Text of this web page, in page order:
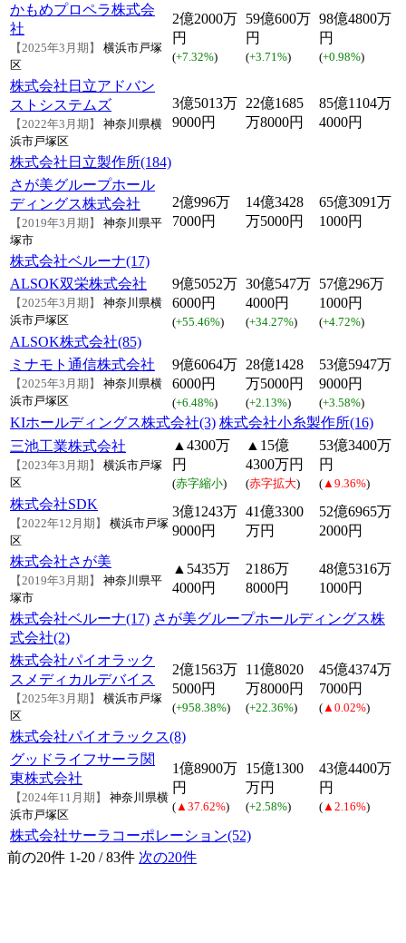
かもめプロペラ株式会
社
【2025年3月期】
横浜市戸塚
区
2億2000万
円
(+7.32%)
59億600万
円
(+3.71%)
98億4800万
円
(+0.98%)
株式会社日立アドバン
ストシステムズ
【2022年3月期】
神奈川県横
浜市戸塚区
3億5013万
9000円
22億1685
万8000円
85億1104万
4000円
株式会社日立製作所(184)
さが美グループホール
ディングス株式会社
【2019年3月期】
神奈川県平
塚市
2億996万
7000円
14億3428
万5000円
65億3091万
1000円
株式会社ベルーナ(17)
ALSOK双栄株式会社
【2025年3月期】
神奈川県横
浜市戸塚区
9億5052万
6000円
(+55.46%)
30億547万
4000円
(+34.27%)
57億296万
1000円
(+4.72%)
ALSOK株式会社(85)
ミナモト通信株式会社
【2025年3月期】
神奈川県横
浜市戸塚区
9億6064万
6000円
(+6.48%)
28億1428
万5000円
(+2.13%)
53億5947万
9000円
(+3.58%)
KIホールディングス株式会社(3) 株式会社小糸製作所(16)
三池工業株式会社
【2023年3月期】
横浜市戸塚
区
▲4300万
円
(赤字縮小)
▲15億
4300万円
(赤字拡大)
53億3400万
円
( ▲9.36%)
株式会社SDK
【2022年12月期】
横浜市戸塚
区
3億1243万
9000円
41億3300
万円
52億6965万
2000円
株式会社さが美
【2019年3月期】
神奈川県平
塚市
▲5435万
4000円
2186万
8000円
48億5316万
1000円
株式会社ベルーナ(17) さが美グループホールディングス株
式会社(2)
株式会社パイオラック
スメディカルデバイス
【2025年3月期】
横浜市戸塚
区
2億1563万
5000円
(+958.38%)
11億8020
万8000円
(+22.36%)
45億4374万
7000円
( ▲0.02%)
株式会社パイオラックス(8)
グッドライフサーラ関
東株式会社
【2024年11月期】
神奈川県横
浜市戸塚区
1億8900万
円
( ▲37.62%)
15億1300
万円
(+2.58%)
43億4400万
円
( ▲2.16%)
株式会社サーラコーポレーション(52)
前の20件 1-20 / 83件 次の20件